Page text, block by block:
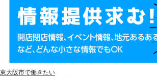
東大阪市で働きたい